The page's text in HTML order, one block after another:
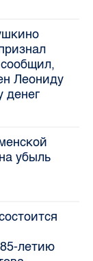
Леониду
денег
убыль
летию